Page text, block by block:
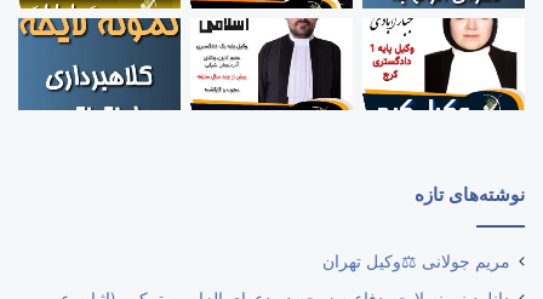
نوشته‌های تازه
مریم جولانی ⚖️وکیل تهران